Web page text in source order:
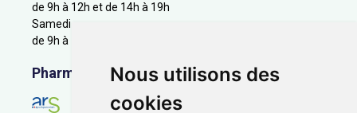
Nous utilisons des
cookies
de 9h à 12h et de 14h à 19h
Samedi
de 9h à 12h
Pharmacie en ligne agréée